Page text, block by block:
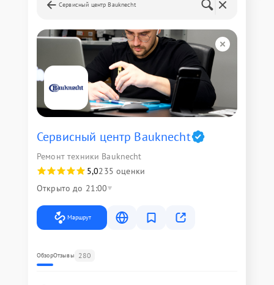
Сервисный центр Bauknecht
Сервисный центр Bauknecht
Ремонт техники Bauknecht
5,0235 оценки
Открыто до 21:00
Маршрут
ОбзорОтзывы 280